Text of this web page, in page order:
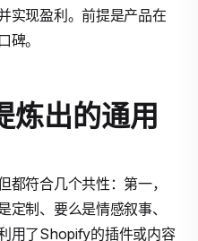
实现盈利。前提是产品在
碑。
炼出的通用
都符合几个共性：第一，
定制、要么是情感叙事、
用了Shopify的插件或内容